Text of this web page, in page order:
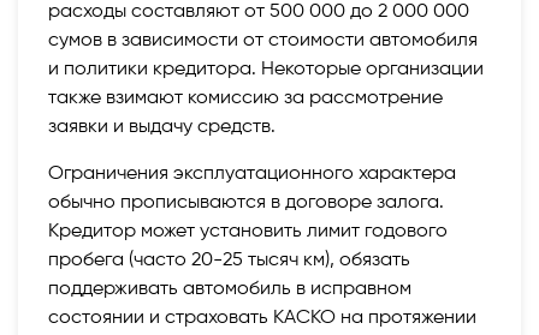
расходы составляют от 500 000 до 2 000 000
сумов в зависимости от стоимости автомобиля
и политики кредитора. Некоторые организации
также взимают комиссию за рассмотрение
заявки и выдачу средств.
Ограничения эксплуатационного характера
обычно прописываются в договоре залога.
Кредитор может установить лимит годового
пробега (часто 20-25 тысяч км), обязать
поддерживать автомобиль в исправном
состоянии и страховать КАСКО на протяжении